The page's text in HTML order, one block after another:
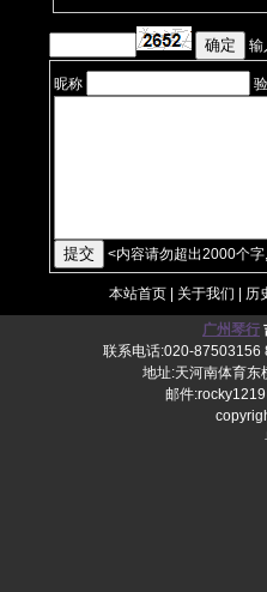
输
昵称
<内容请勿超出2000个字,
本站首页| 关于我们 历
广州琴行
联系电话:020-
地址:天河南体育东
邮件